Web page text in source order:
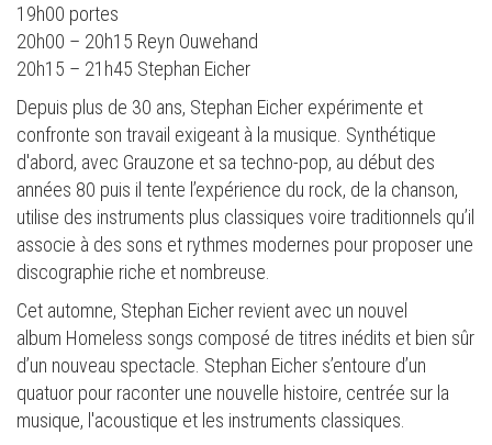
19h00 portes
20h00 – 20h15 Reyn Ouwehand
20h15 – 21h45 Stephan Eicher
Depuis plus de 30 ans, Stephan Eicher expérimente et
confronte son travail exigeant à la musique. Synthétique
d'abord, avec Grauzone et sa techno-pop, au début des
années 80 puis il tente l’expérience du rock, de la chanson,
utilise des instruments plus classiques voire traditionnels qu’il
associe à des sons et rythmes modernes pour proposer une
discographie riche et nombreuse.
Cet automne, Stephan Eicher revient avec un nouvel
album Homeless songs composé de titres inédits et bien sûr
d’un nouveau spectacle. Stephan Eicher s’entoure d’un
quatuor pour raconter une nouvelle histoire, centrée sur la
musique, l'acoustique et les instruments classiques.